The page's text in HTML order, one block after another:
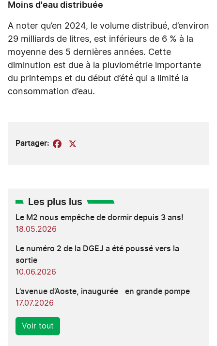
Moins d'eau distribuée
A noter qu’en 2024, le volume distribué, d’environ
29 milliards de litres, est inférieurs de 6 % à la
moyenne des 5 dernières années. Cette
diminution est due à la pluviométrie importante
du printemps et du début d’été qui a limité la
consommation d’eau.
Partager: Facebook
Les plus lus
Le M2 nous empêche de dormir depuis 3 ans!
18.05.2026
Le numéro 2 de la DGEJ a été poussé vers la
sortie
10.06.2026
L’avenue d’Aoste, inaugurée en grande pompe
17.07.2026
Voir tout